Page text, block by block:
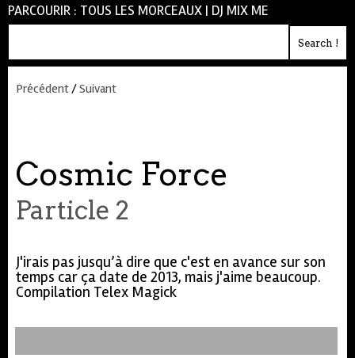
PARCOURIR : TOUS LES MORCEAUX | DJ MIX ME
Précédent/Suivant
Cosmic Force
Particle 2
J'irais pas jusqu’à dire que c'est en avance sur son
temps car ça date de 2013, mais j'aime beaucoup.
Compilation Telex Magick